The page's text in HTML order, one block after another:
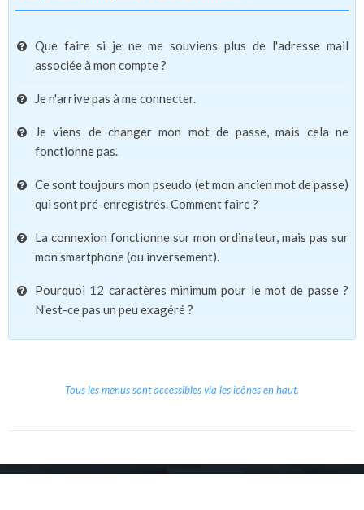
Que faire si je ne me souviens plus de l'adresse mail
associée à mon compte ?
Je n'arrive pas à me connecter.
Je viens de changer mon mot de passe, mais cela ne
fonctionne pas.
Ce sont toujours mon pseudo (et mon ancien mot de passe)
qui sont pré-enregistrés. Comment faire ?
La connexion fonctionne sur mon ordinateur, mais pas sur
mon smartphone (ou inversement).
Pourquoi 12 caractères minimum pour le mot de passe ?
N'est-ce pas un peu exagéré ?
Tous les menus sont accessibles via les icônes en haut.